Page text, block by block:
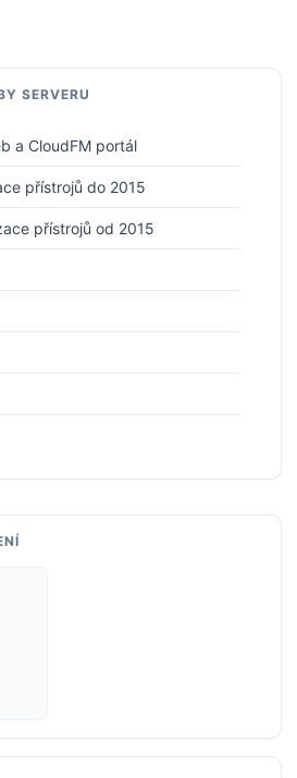
SERVERU
a CloudFM portál
přístrojů do 2015
přístrojů od 2015